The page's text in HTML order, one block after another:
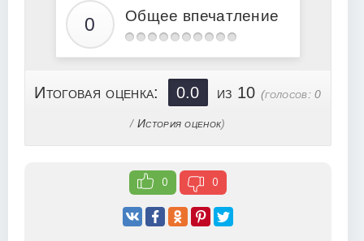
24
Общее впечатление
Итоговая оценка: 0.0 из 10(голосов:0
/ История оценок)
0 0